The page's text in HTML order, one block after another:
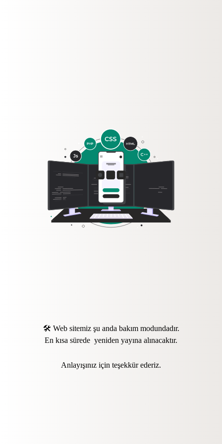
🛠️ Web sitemiz şu anda bakım modundadır.
En kısa sürede yeniden yayına alınacaktır.
Anlayışınız için teşekkür ederiz.